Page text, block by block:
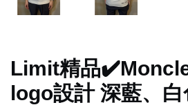
Limit精品
logo設計 深藍、白